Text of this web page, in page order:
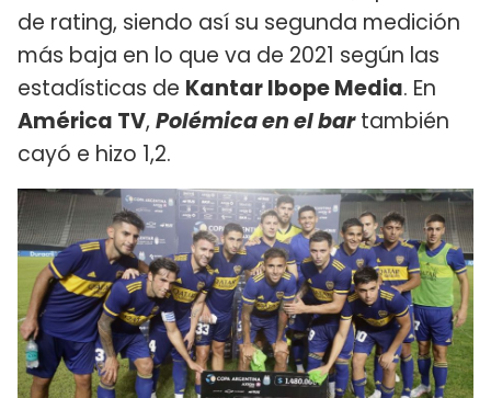
de rating, siendo así su segunda medición
más baja en lo que va de 2021 según las
estadísticas de Kantar Ibope Media. En
América TV, Polémica en el bartambién
cayó e hizo 1,2.